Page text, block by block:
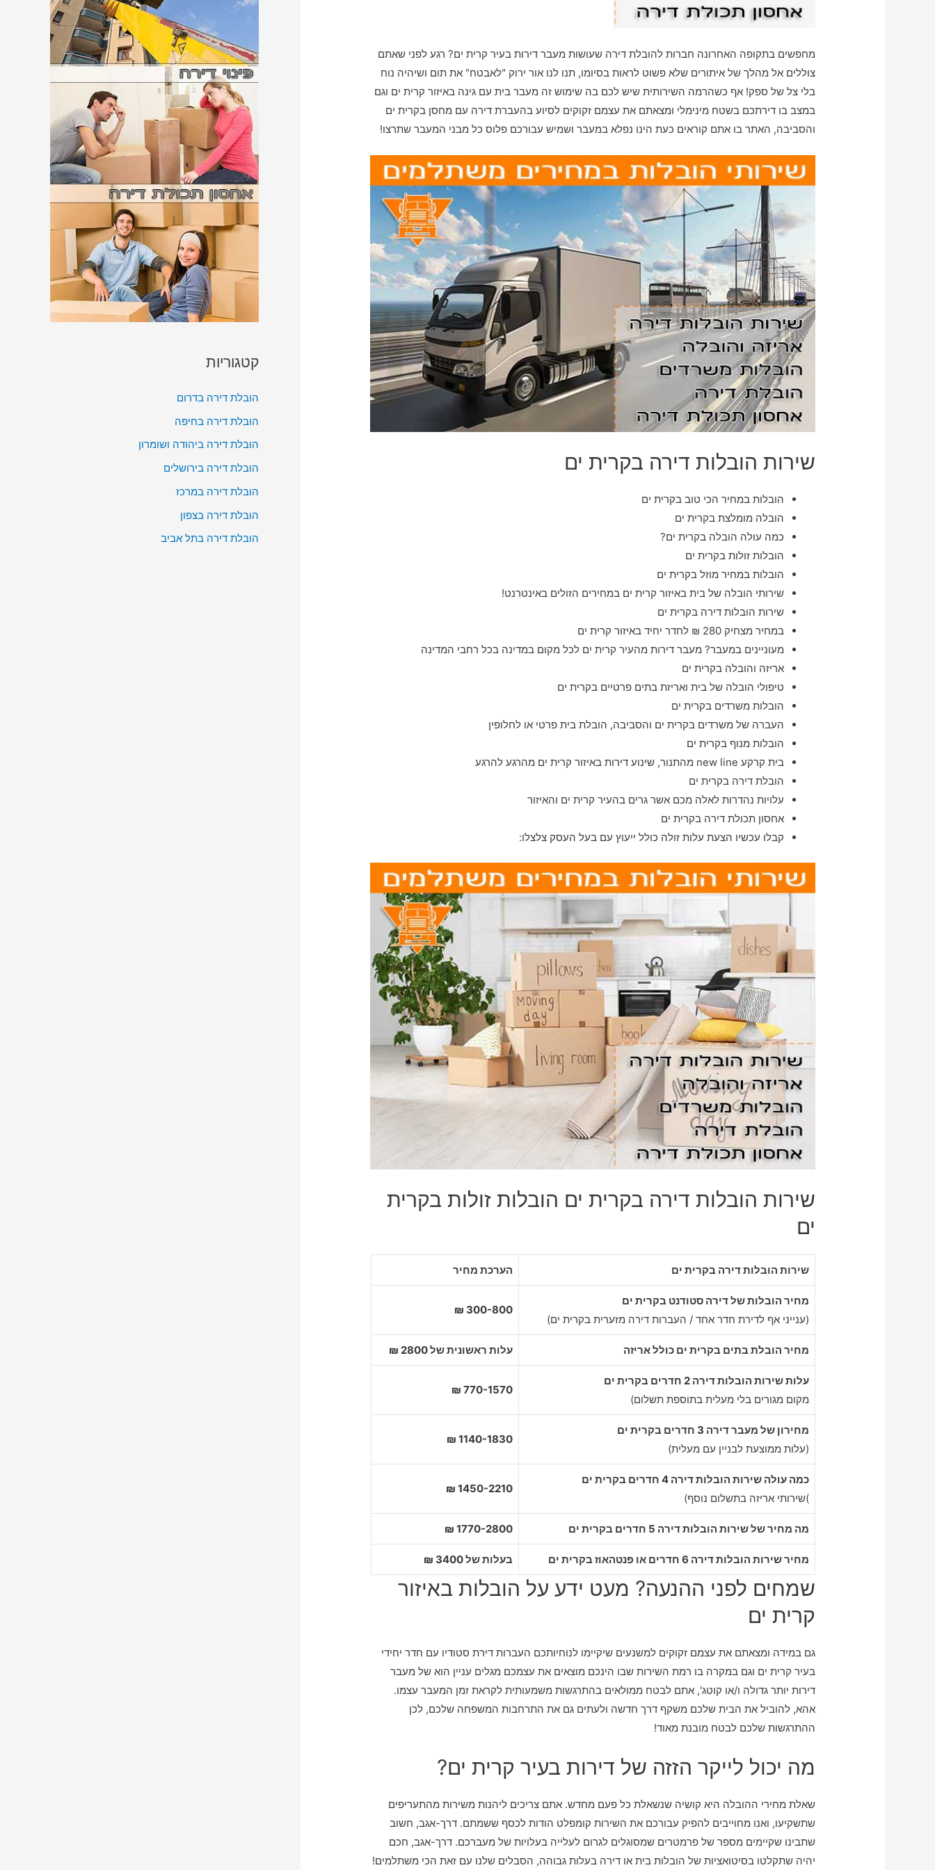
מחפשים בתקופה האחרונה חברות להובלת דירה שעושות מעבר דירות בעיר קרית ים? רגע לפני שאתם
צוללים אל מהלך של איתורים שלא פשוט לראות בסיומו, תנו לנו אור ירוק "לאבטח" את תום ושיהיה נוח
בלי צל של ספק! אף כשהרמה השירותית שיש לכם בה שימוש זה מעבר בית עם גינה באיזור קרית ים וגם
במצב בו דירתכם בשטח מינימלי ומצאתם את עצמם זקוקים לסיוע בהעברת דירה עם מחסן בקרית ים
והסביבה, האתר בו אתם קוראים כעת הינו נפלא במעבר ושמיש עבורכם פלוס כל מבני המעבר שתרצו!
שירות הובלות דירה בקרית ים
הובלות במחיר הכי טוב בקרית ים
הובלה מומלצת בקרית ים
כמה עולה הובלה בקרית ים?
הובלות זולות בקרית ים
הובלות במחיר מוזל בקרית ים
שירותי הובלה של בית באיזור קרית ים במחירים הזולים באינטרנט!
שירות הובלות דירה בקרית ים
במחיר מצחיק 280 ₪ לחדר יחיד באיזור קרית ים
מעוניינים במעבר? מעבר דירות מהעיר קרית ים לכל מקום במדינה בכל רחבי המדינה
אריזה והובלה בקרית ים
טיפולי הובלה של בית ואריזת בתים פרטיים בקרית ים
הובלות משרדים בקרית ים
העברה של משרדים בקרית ים והסביבה, הובלת בית פרטי או לחלופין
הובלות מנוף בקרית ים
בית קרקע new line מהתנור, שינוע דירות באיזור קרית ים מהרגע להרגע
הובלת דירה בקרית ים
עלויות נהדרות לאלה מכם אשר גרים בהעיר קרית ים והאיזור
אחסון תכולת דירה בקרית ים
קבלו עכשיו הצעת עלות זולה כולל ייעוץ עם בעל העסק צלצלו:
שירות הובלות דירה בקרית ים הובלות זולות בקרית
ים
שירות הובלות דירה בקרית ים הערכת מחיר
מחיר הובלות של דירה סטודנט בקרית ים
(ענייני אף לדירת חדר אחד / העברות דירה מזערית בקרית ים)
300-800 ₪
מחיר הובלת בתים בקרית ים כולל אריזה עלות ראשונית של 2800 ₪
עלות שירות הובלות דירה 2 חדרים בקרית ים
מקום מגורים בלי מעלית בתוספת תשלום)
770-1570 ₪
מחירון של מעבר דירה 3 חדרים בקרית ים
(עלות ממוצעת לבניין עם מעלית)
1140-1830 ₪
כמה עולה שירות הובלות דירה 4 חדרים בקרית ים
)שירותי אריזה בתשלום נוסף)
1450-2210 ₪
מה מחיר של שירות הובלות דירה 5 חדרים בקרית ים 1770-2800 ₪
מחיר שירות הובלות דירה 6 חדרים או פנטהאוז בקרית ים בעלות של 3400 ₪
שמחים לפני ההנעה? מעט ידע על הובלות באיזור
קרית ים
גם במידה ומצאתם את עצמם זקוקים למשנעים שיקיימו לנוחיותכם העברות דירת סטודיו עם חדר יחידי
בעיר קרית ים וגם במקרה בו רמת השירות שבו הינכם מוצאים את עצמכם מגלים עניין הוא של מעבר
דירות יותר גדולה ו/או קוטג', אתם לבטח ממולאים בהתרגשות משמעותית לקראת זמן המעבר עצמו.
אהא, להוביל את הבית שלכם משקף דרך חדשה ולעתים גם את התרחבות המשפחה שלכם, לכן
ההתרגשות שלכם לבטח מובנת מאוד!
מה יכול לייקר הזזה של דירות בעיר קרית ים?
שאלת מחירי ההובלה היא קושיה שנשאלת כל פעם מחדש. אתם צריכים ליהנות משירות מהתעריפים
שתשקיעו, ואנו מחוייבים להפיק עבורכם את השירות קומפלט הודות לכסף ששמתם. דרך-אגב, חשוב
שתבינו שקיימים מספר של פרמטרים שמסוגלים לגרום לעלייה בעלויות של מעברכם. דרך-אגב, חכם
יהיה שתקלטו בסיטואציות של הובלות בית או דירה בעלות גבוהה, הסבלים שלנו עם זאת הכי משתלמים!
קטגוריות
הובלת דירה בדרום
הובלת דירה בחיפה
הובלת דירה ביהודה ושומרון
הובלת דירה בירושלים
הובלת דירה במרכז
הובלת דירה בצפון
הובלת דירה בתל אביב